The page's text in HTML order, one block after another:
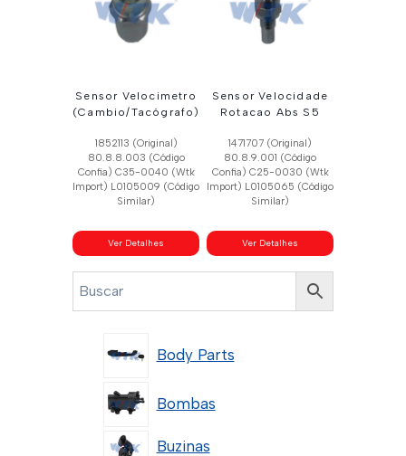
Sensor Velocimetro
(Cambio/Tacógrafo)
1852113 (Original)
80.8.8.003 (Código
Confia) C35-0040 (Wtk
Import) L0105009 (Código
Similar)
Ver Detalhes
Sensor Velocidade
Rotacao Abs S5
1471707 (Original)
80.8.9.001 (Código
Confia) C25-0030 (Wtk
Import) L0105065 (Código
Similar)
Ver Detalhes
Body Parts
Bombas
Buzinas